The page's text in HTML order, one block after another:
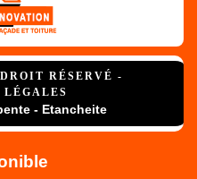
RÉSERVÉ -
LÉGALES
- Etancheite